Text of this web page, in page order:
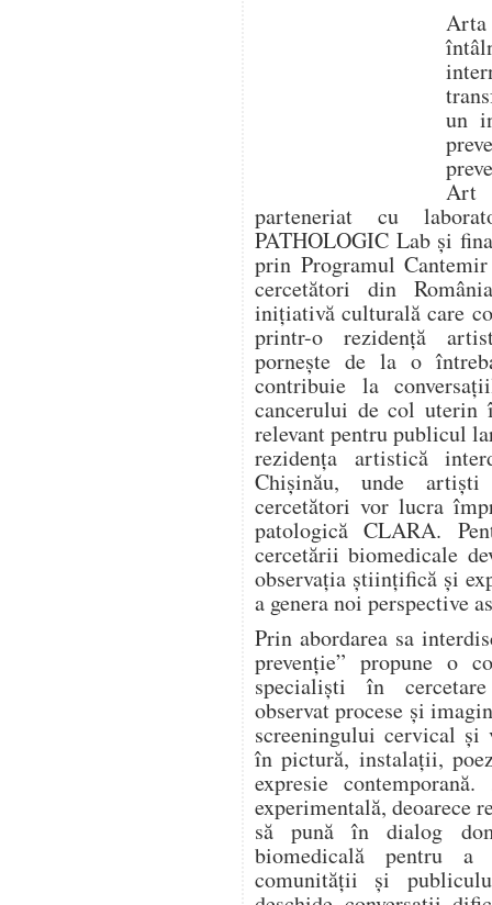
un
Art
parteneriat cu
PATHOLOGIC Lab și
prin Programul
cercetători din
inițiativă culturală care
printr-o rezidență
pornește de la o
contribuie la
cancerului de col uterin
relevant pentru publicul
rezidența artistică
Chișinău, unde
cercetători vor lucra
patologică CLARA.
cercetării biomedicale
observația științifică și
a genera noi perspective
Prin abordarea sa
prevenție” propune o
specialiști în
observat procese și
screeningului cervical și
în pictură, instalații,
expresie
experimentală, deoarece
să pună în dialog
biomedicală pentru a
comunității și